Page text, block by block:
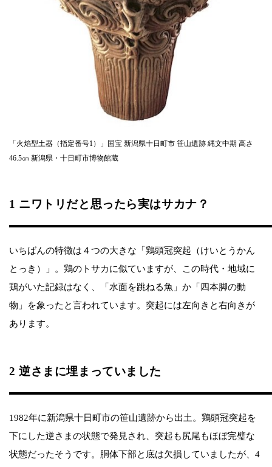
「火焰型土器（指定番号1）」国宝 新潟県十日町市 笹山遺跡 縄文中期 高さ
46.5㎝ 新潟県・十日町市博物館蔵
1 ニワトリだと思ったら実はサカナ？
いちばんの特徴は４つの大きな「鶏頭冠突起（けいとうかん
とっき）」。鶏のトサカに似ていますが、この時代・地域に
鶏がいた記録はなく、「水面を跳ねる魚」か「四本脚の動
物」を象ったと言われています。突起には左向きと右向きが
あります。
2 逆さまに埋まっていました
1982年に新潟県十日町市の笹山遺跡から出土。鶏頭冠突起を
下にした逆さまの状態で発見され、突起も尻尾もほぼ完璧な
状態だったそうです。胴体下部と底は欠損していましたが、4